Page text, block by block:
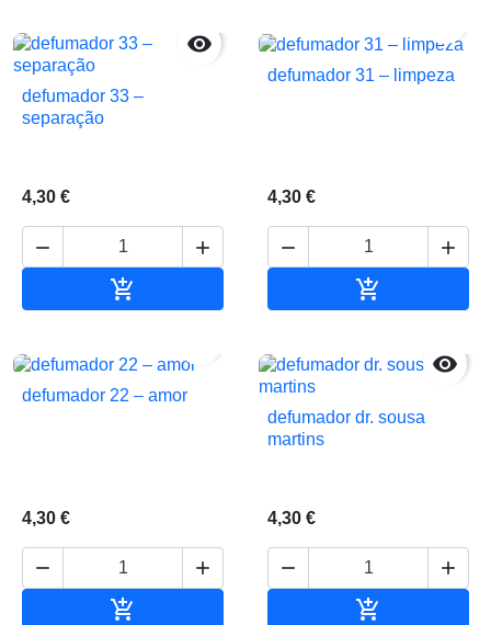

defumador 33 –
separação
4,30 €
 

defumador 31 – limpeza
4,30 €
 

defumador 22 – amor
4,30 €
 


defumador dr. sousa
martins
4,30 €
 
